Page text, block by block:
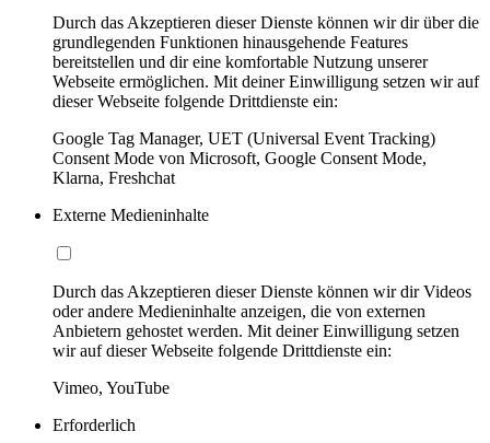
Durch das Akzeptieren dieser Dienste können wir dir über die
grundlegenden Funktionen hinausgehende Features
bereitstellen und dir eine komfortable Nutzung unserer
Webseite ermöglichen. Mit deiner Einwilligung setzen wir auf
dieser Webseite folgende Drittdienste ein:
Google Tag Manager, UET (Universal Event Tracking)
Consent Mode von Microsoft, Google Consent Mode,
Klarna, Freshchat
Externe Medieninhalte
Durch das Akzeptieren dieser Dienste können wir dir Videos
oder andere Medieninhalte anzeigen, die von externen
Anbietern gehostet werden. Mit deiner Einwilligung setzen
wir auf dieser Webseite folgende Drittdienste ein:
Vimeo, YouTube
Erforderlich